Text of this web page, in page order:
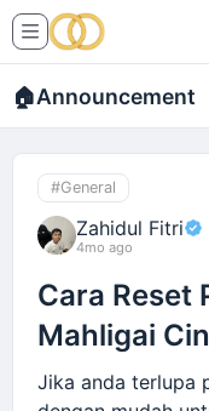
🏠Announcement
#General
Zahidul Fitri
4mo ago
Cara Reset
Mahligai
Jika anda terlupa